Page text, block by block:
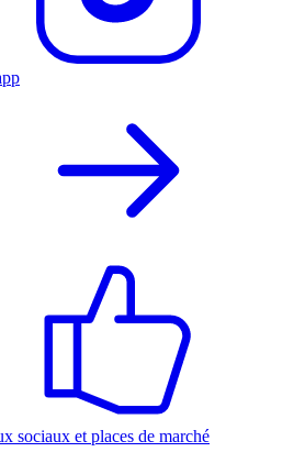
sociaux et places de marché